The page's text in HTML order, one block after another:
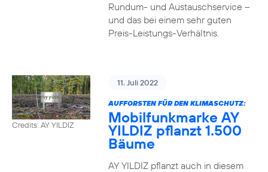
Rundum- und Austauschservice –
und das bei einem sehr guten
Preis-Leistungs-Verhältnis.
Credits: AY YILDIZ
11. Juli 2022
AUFFORSTEN FÜR DEN KLIMASCHUTZ:
Mobilfunkmarke AY
YILDIZ pflanzt 1.500
Bäume
AY YILDIZ pflanzt auch in diesem